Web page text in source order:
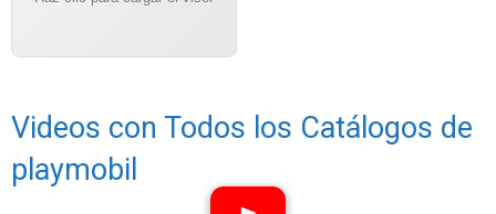
Videos con Todos los Catálogos de
playmobil